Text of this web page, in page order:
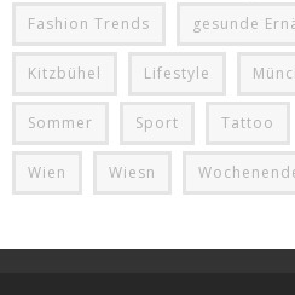
Fashion Trends gesunde
Kitzbühel Lifestyle
Sommer Sport Tattoo
Wien Wiesn